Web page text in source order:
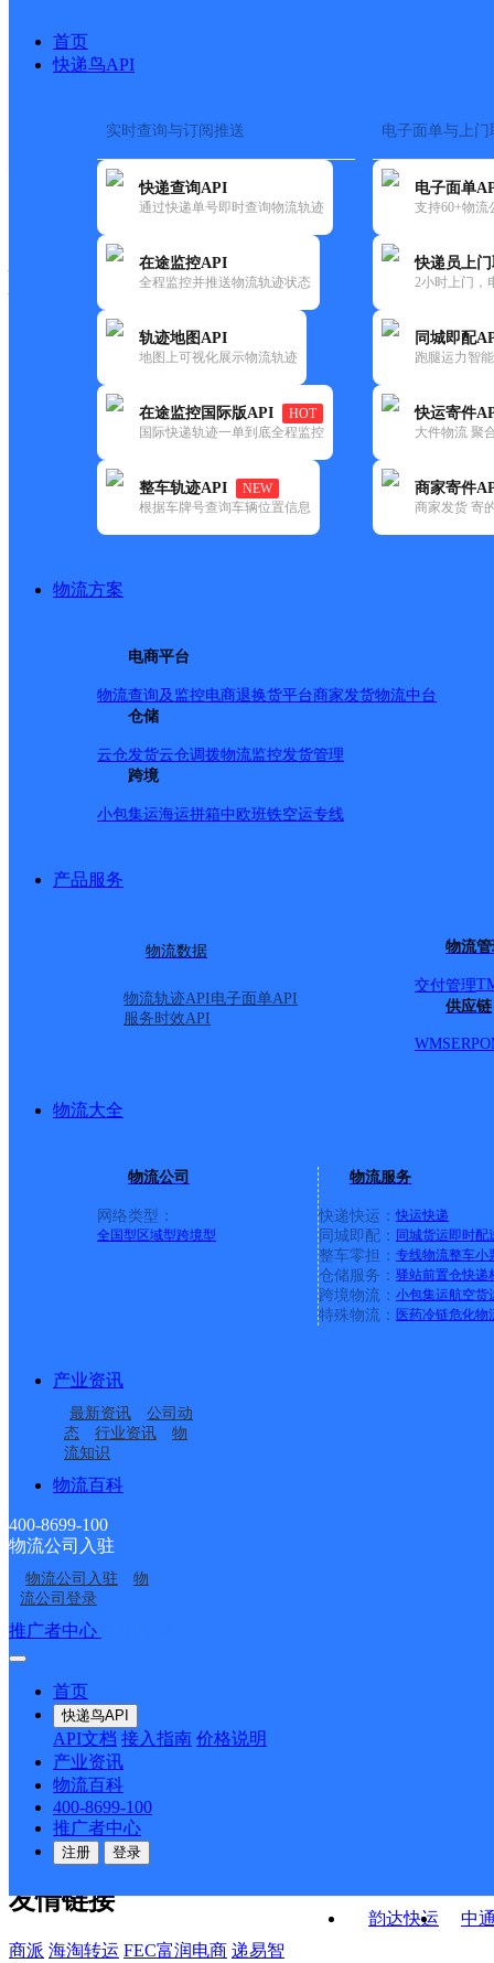
首页
快递鸟API
实时查询与订阅推送
快递查询API
通过快递单号即时查询物流轨迹
在途监控API
全程监控并推送物流轨迹状态
轨迹地图API
地图上可视化展示物流轨迹
在途监控国际版API
HOT
国际快递轨迹一单到底全程监控
整车轨迹API
NEW
根据车牌号查询车辆位置信息
电子面单与上门
电子面单
支持60+物流
快递员上
2小时上门，
同城即配
跑腿运力智
快运寄件
大件物流 聚
商家寄件
商家发货 寄
物流方案
电商平台
物流查询及监控电商退换货平台商家发货物流中台
仓储
云仓发货云仓调拨物流监控发货管理
跨境
小包集运海运拼箱中欧班铁空运专线
产品服务
物流数据
物流轨迹API电子面单API
服务时效API
物流
交付管理
供应链
WMSERP
物流大全
物流公司
网络类型：
全国型 区域型跨境型
物流服务
快递快运： 快运快递
同城即配： 同城货运即时配
整车零担： 专线物流整车小
仓储服务： 驿站前置仓快递
跨境物流： 小包集运航空货
特殊物流： 医药冷链危化物
产业资讯
最新资讯
公司动
态
行业资讯
物
流知识
物流百科
400-8699-100
物流公司入驻
物流公司入驻
物
流公司登录
推广者中心
首页
快递鸟API
API文档 接入指南 价格说明
产业资讯
物流百科
400-8699-100
推广者中心
注册 登录
快运大全 快递时效
极兔
湖州吴兴八里店网点
更新时间：2021-11-26 00:00:00
所属快递：极兔速递
所属区域：浙江省-湖州市-吴兴区
网点地址：湖州市吴兴区八里店镇东方国际别墅西山路
网点负责人：
凰便民寄存分部
浙江湖州公司黄河路寄
存点
浙江湖州公司青阳二路
凤凰西寄存点分部
湖州
浙江湖州公司中华西路
织里科技城分部
浙江湖州公司环渚乡便
民寄存点分部
浙江湖州织里公司环太
韵达快运
中
接口API
API接口 DEMO下载
关于我们
公司介绍 企业动态
合作伙伴 快递鸟接口服务协议
户隐私政策
友情链接
商派 海淘转运 FEC富润电商 递易智